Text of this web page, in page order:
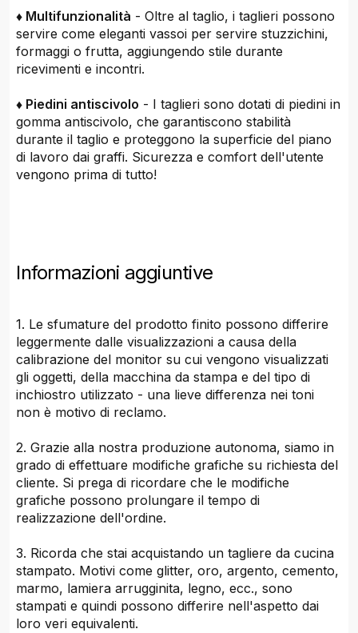
♦ Multifunzionalità - Oltre al taglio, i taglieri possono
servire come eleganti vassoi per servire stuzzichini,
formaggi o frutta, aggiungendo stile durante
ricevimenti e incontri.
♦ Piedini antiscivolo - I taglieri sono dotati di piedini in
gomma antiscivolo, che garantiscono stabilità
durante il taglio e proteggono la superficie del piano
di lavoro dai graffi. Sicurezza e comfort dell'utente
vengono prima di tutto!
Informazioni aggiuntive
1. Le sfumature del prodotto finito possono differire
leggermente dalle visualizzazioni a causa della
calibrazione del monitor su cui vengono visualizzati
gli oggetti, della macchina da stampa e del tipo di
inchiostro utilizzato - una lieve differenza nei toni
non è motivo di reclamo.
2. Grazie alla nostra produzione autonoma, siamo in
grado di effettuare modifiche grafiche su richiesta del
cliente. Si prega di ricordare che le modifiche
grafiche possono prolungare il tempo di
realizzazione dell'ordine.
3. Ricorda che stai acquistando un tagliere da cucina
stampato. Motivi come glitter, oro, argento, cemento,
marmo, lamiera arrugginita, legno, ecc., sono
stampati e quindi possono differire nell'aspetto dai
loro veri equivalenti.